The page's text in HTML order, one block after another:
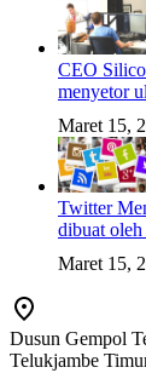
CEO
menyetor
Maret 15,
Twitter
dibuat oleh
Maret 15,
Dusun Gempol
Telukjambe